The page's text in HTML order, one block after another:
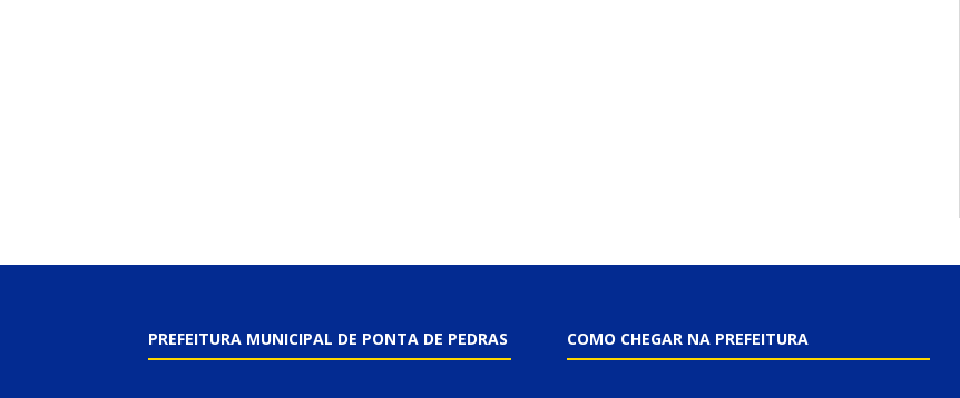
PREFEITURA MUNICIPAL DE PONTA DE PEDRAS COMO CHEGAR NA PREFEITURA